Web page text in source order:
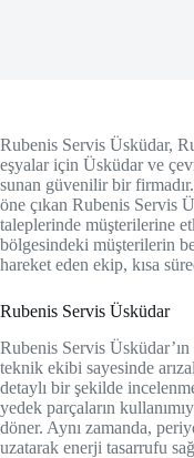
Rubenis Servis Üsküdar,
eşyalar için Üsküdar ve
sunan güvenilir bir
öne çıkan Rubenis Servis
taleplerinde müşterilerine
bölgesindeki müşterilerin
hareket eden ekip, kısa
Rubenis Servis Üsküdar
Rubenis Servis
teknik ekibi sayesinde
detaylı bir şekilde
yedek parçaların
döner. Aynı zamanda,
uzatarak enerji tasarrufu